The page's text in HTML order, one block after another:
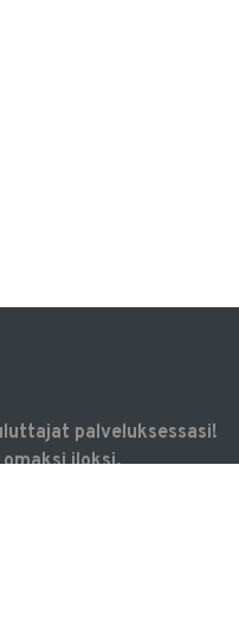
palveluksessasi!
iloksi,